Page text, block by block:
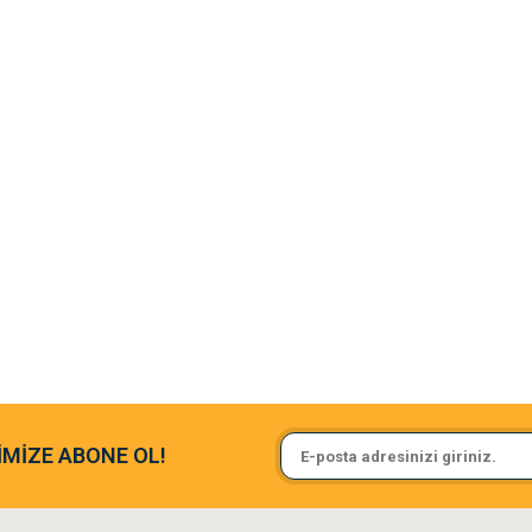
ve paketlemesine bayıldım
Sa**** On******
Pamuk için aradığım tüm
ABONE OL!